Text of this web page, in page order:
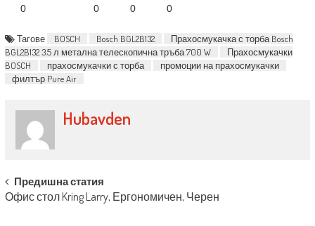
0 0 0 0
Тагове BOSCH Bosch BGL2B132
Прахосмукачка с торба Bosch
BGL2B132 3.5 л метална телескопична тръба 700 W
Прахосмукачки
BOSCH
прахосмукачки с торба
промоции на прахосмукачки
филтър Pure Air
Hubavden
Post navigation
Предишна статия
Офис стол Kring Larry, Ергономичен, Черен